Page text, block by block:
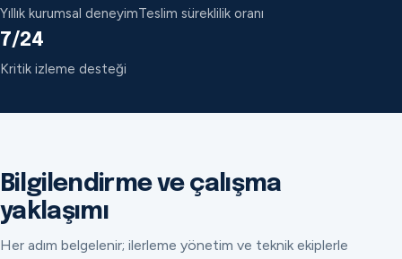
Yıllık kurumsal deneyimTeslim süreklilik oranı
7/24
Kritik izleme desteği
Bilgilendirme ve çalışma
yaklaşımı
Her adım belgelenir; ilerleme yönetim ve teknik ekiplerle